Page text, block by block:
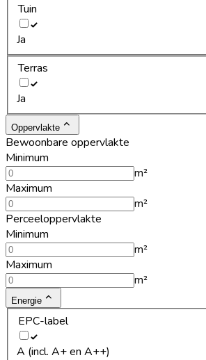
Tuin
Ja
Terras
Ja
Oppervlakte
Bewoonbare oppervlakte
Minimum
m²
Maximum
m²
Perceeloppervlakte
Minimum
m²
Maximum
m²
Energie
EPC-label
A (incl. A+ en A++)